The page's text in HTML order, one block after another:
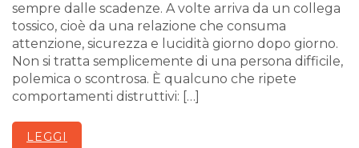
sempre dalle scadenze. A volte arriva da un collega
tossico, cioè da una relazione che consuma
attenzione, sicurezza e lucidità giorno dopo giorno.
Non si tratta semplicemente di una persona difficile,
polemica o scontrosa. È qualcuno che ripete
comportamenti distruttivi: […]
LEGGI